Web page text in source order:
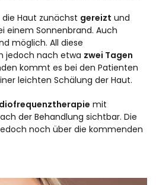
Haut zunächst gereizt und
einem Sonnenbrand. Auch
möglich. All diese
jedoch nach etwa zwei Tagen
kommt es bei den Patienten
leichten Schälung der Haut.
mit
der Behandlung sichtbar. Die
noch über die kommenden